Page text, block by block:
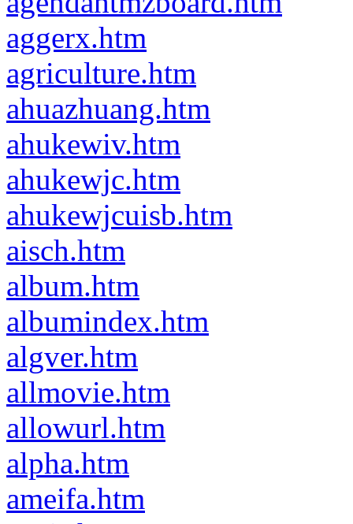
aggerx.htm
agriculture.htm
ahuazhuang.htm
ahukewiv.htm
ahukewjc.htm
ahukewjcuisb.htm
aisch.htm
album.htm
albumindex.htm
algver.htm
allmovie.htm
allowurl.htm
alpha.htm
ameifa.htm